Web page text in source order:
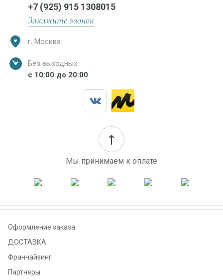
+7 (925) 915 1308015
Закажите звонок
г. Москва
Без выходных
с 10:00 до 20:00
Мы принимаем к оплате
Оформление заказа
ДОСТАВКА
Франчайзинг
Партнеры